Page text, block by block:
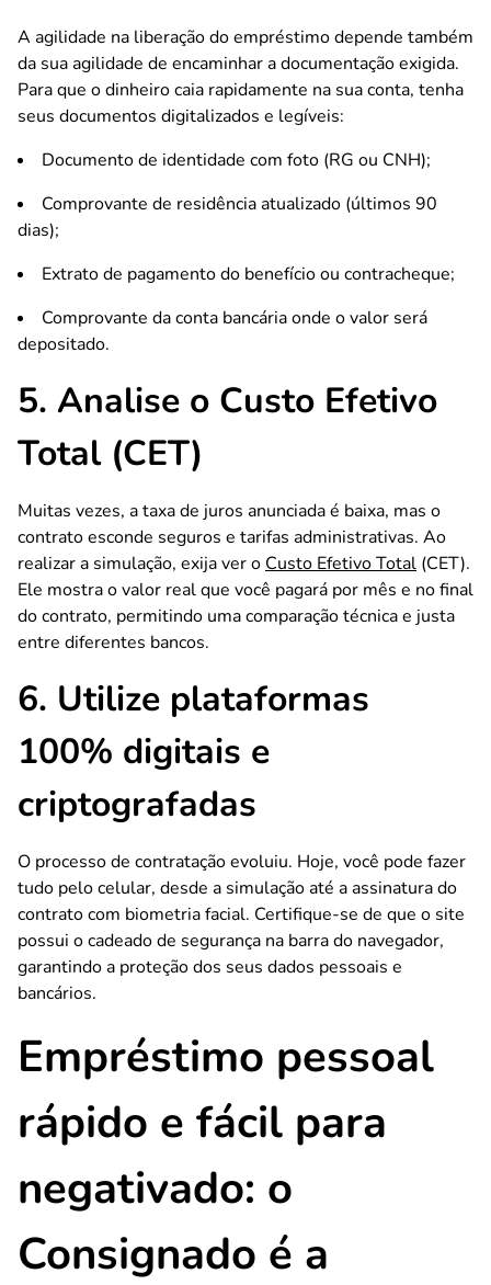
A agilidade na liberação do empréstimo depende também
da sua agilidade de encaminhar a documentação exigida.
Para que o dinheiro caia rapidamente na sua conta, tenha
seus documentos digitalizados e legíveis:
Documento de identidade com foto (RG ou CNH);
Comprovante de residência atualizado (últimos 90
dias);
Extrato de pagamento do benefício ou contracheque;
Comprovante da conta bancária onde o valor será
depositado.
5. Analise o Custo Efetivo
Total (CET)
Muitas vezes, a taxa de juros anunciada é baixa, mas o
contrato esconde seguros e tarifas administrativas. Ao
realizar a simulação, exija ver o Custo Efetivo Total (CET).
Ele mostra o valor real que você pagará por mês e no final
do contrato, permitindo uma comparação técnica e justa
entre diferentes bancos.
6. Utilize plataformas
100% digitais e
criptografadas
O processo de contratação evoluiu. Hoje, você pode fazer
tudo pelo celular, desde a simulação até a assinatura do
contrato com biometria facial. Certifique-se de que o site
possui o cadeado de segurança na barra do navegador,
garantindo a proteção dos seus dados pessoais e
bancários.
Empréstimo pessoal
rápido e fácil para
negativado: o
Consignado é a